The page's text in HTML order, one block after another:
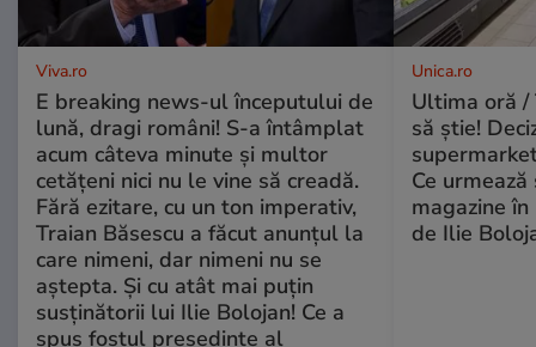
Viva.ro
E breaking news-ul începutului de
lună, dragi români! S-a întâmplat
acum câteva minute și multor
cetățeni nici nu le vine să creadă.
Fără ezitare, cu un ton imperativ,
Traian Băsescu a făcut anunțul la
care nimeni, dar nimeni nu se
aștepta. Și cu atât mai puțin
susținătorii lui Ilie Bolojan! Ce a
spus fostul președinte al
Unica.ro
Ultima oră /
să știe!
Ce
magazine
de Ilie